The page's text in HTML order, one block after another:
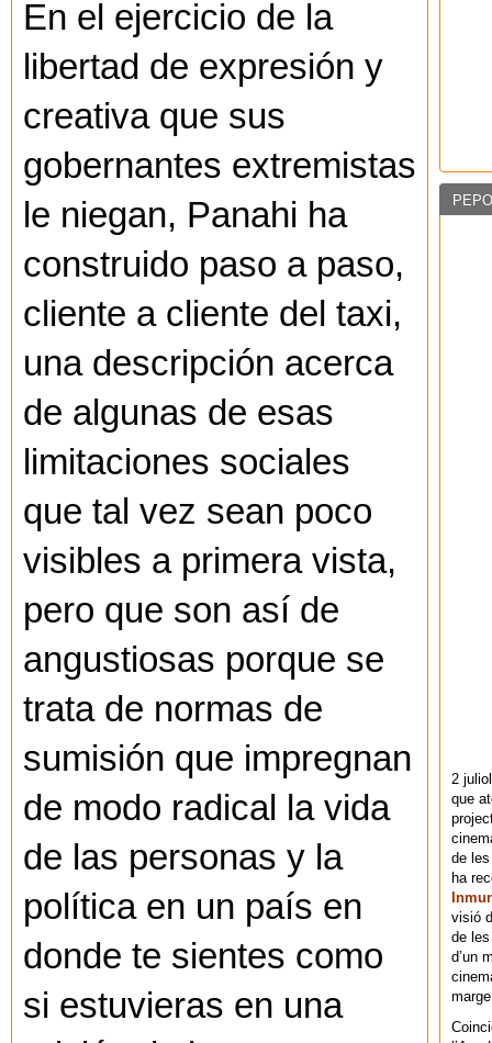
En el ejercicio de la
libertad de expresión y
creativa que sus
gobernantes extremistas
le niegan, Panahi ha
construido paso a paso,
cliente a cliente del taxi,
una descripción acerca
de algunas de esas
limitaciones sociales
que tal vez sean poco
visibles a primera vista,
pero que son así de
angustiosas porque se
trata de normas de
sumisión que impregnan
de modo radical la vida
de las personas y la
política en un país en
donde te sientes como
si estuvieras en una
2
que
de
ha
visió
de
d’un